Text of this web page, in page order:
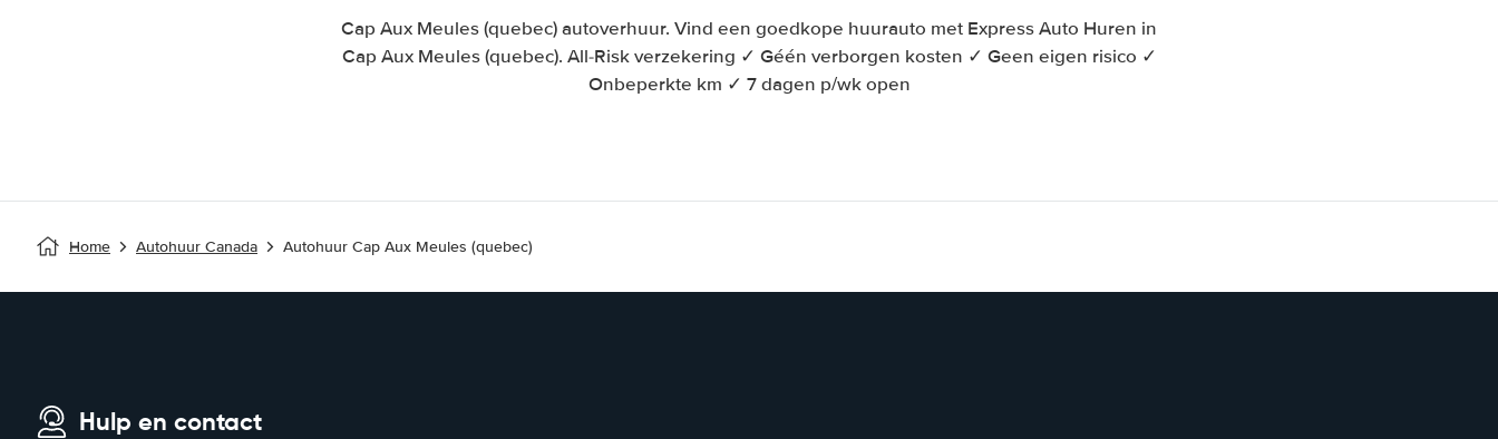
Cap Aux Meules (quebec) autoverhuur. Vind een goedkope huurauto met Express Auto Huren in
Cap Aux Meules (quebec). All-Risk verzekering ✓ Géén verborgen kosten ✓ Geen eigen risico ✓
Onbeperkte km ✓ 7 dagen p/wk open
Home Autohuur Canada Autohuur Cap Aux Meules (quebec)
Hulp en contact